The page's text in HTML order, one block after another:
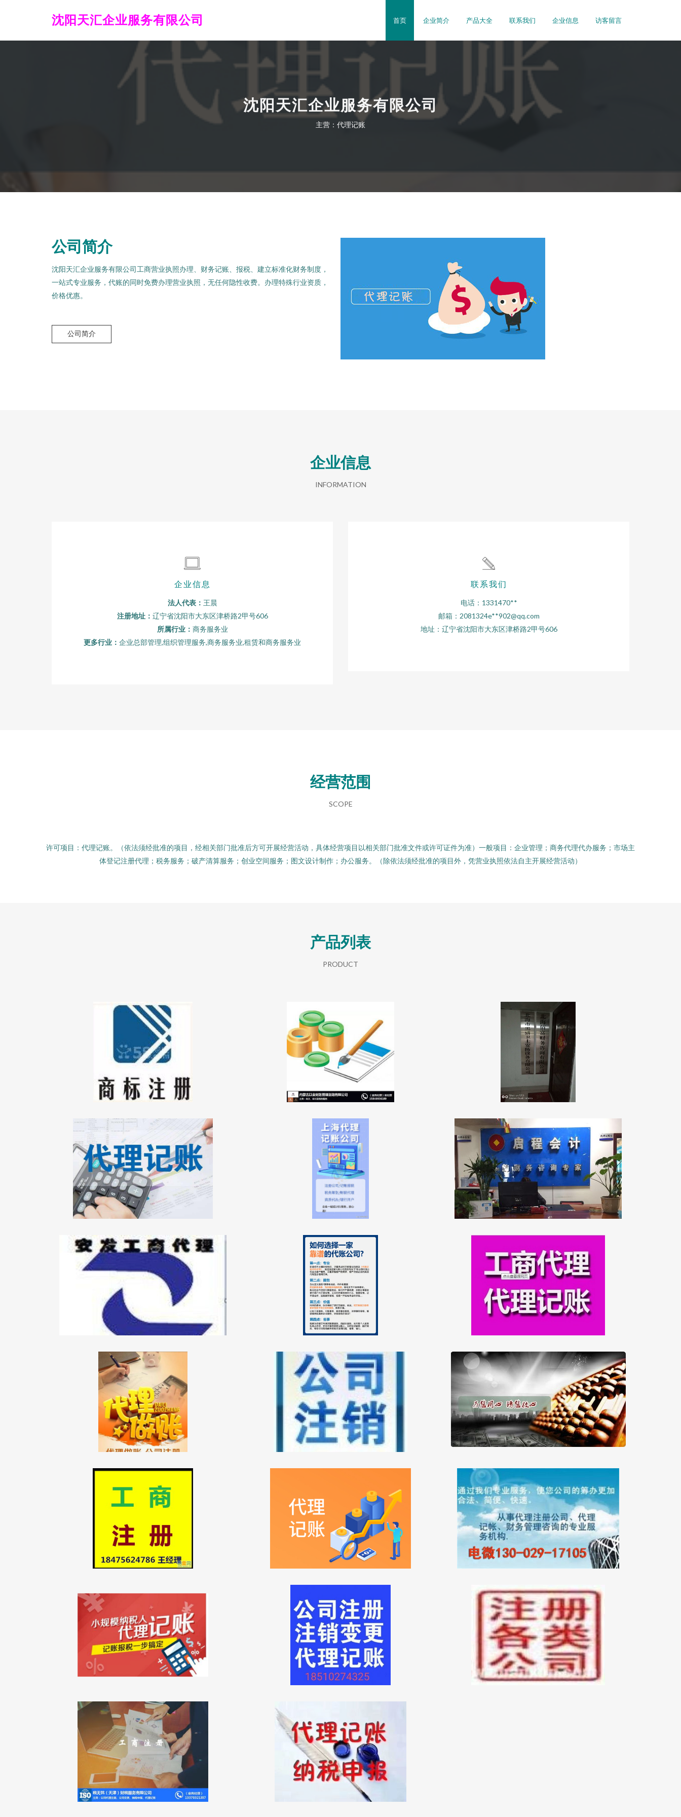
沈阳天汇企业服务有限公司 首页 企业简介 产品大全 联系我们 企业信息 访客留言
沈阳天汇企业服务有限公司
主营：代理记账
公司简介
沈阳天汇企业服务有限公司工商营业执照办理、财务记账、报税、建立标准化财务制度，
一站式专业服务，代账的同时免费办理营业执照，无任何隐性收费。办理特殊行业资质，
价格优惠。
公司简介
企业信息
INFORMATION
企业信息
法人代表： 王晨
注册地址： 辽宁省沈阳市大东区津桥路2甲号606
所属行业： 商务服务业
更多行业： 企业总部管理,组织管理服务,商务服务业,租赁和商务服务业
联系我们
电话：1331470**
邮箱：2081324e**902@qq.com
地址：辽宁省沈阳市大东区津桥路2甲号606
经营范围
SCOPE
许可项目：代理记账。（依法须经批准的项目，经相关部门批准后方可开展经营活动，具体经营项目以相关部门批准文件或许可证件为准）一般项目：企业管理；商务代理代办服务；市场主
体登记注册代理；税务服务；破产清算服务；创业空间服务；图文设计制作；办公服务。（除依法须经批准的项目外，凭营业执照依法自主开展经营活动）
产品列表
PRODUCT